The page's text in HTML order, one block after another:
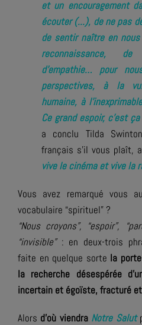
et un encouragement
écouter (...), de ne pas
de sentir naître en
reconnaissance, de
d’empathie… pour
perspectives, à la
humaine, à
Ce grand espoir, c’est
a conclu Tilda
français s’il vous plaît,
vive le cinéma et vive la
Vous avez remarqué vous
vocabulaire “spirituel” ?
“Nous croyons”, “espoir”,
“invisible”: en deux-trois
faite en quelque sorte la
la recherche désespérée
incertain et égoïste, fracturé
Alors d’où viendra Notre Salut